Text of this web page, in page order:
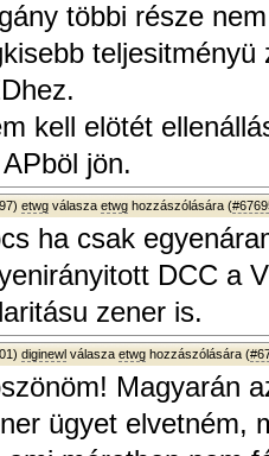
többi része
kell elötét
jön.
etwg válasza etwg hozzászólására (
ha csak
DCC a
zener is.
diginewl válasza etwg hozzászólására (
Magyarán
ügyet elvetném,